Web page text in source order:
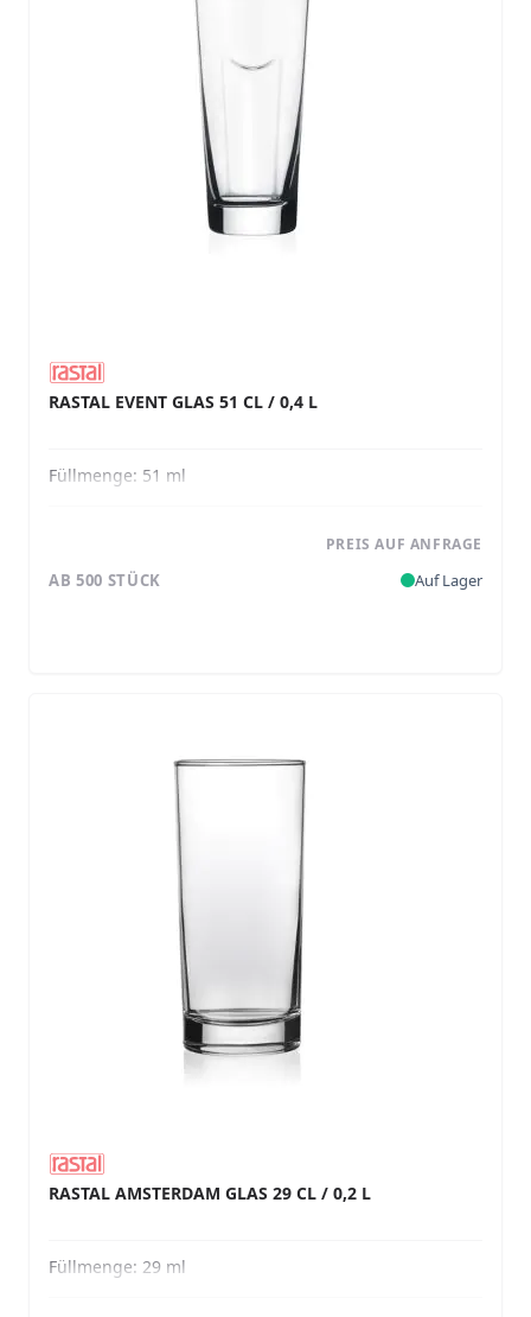
RASTAL EVENT GLAS 51 CL / 0,4 L
Füllmenge: 51 ml
PREIS AUF ANFRAGE
AB 500 STÜCK Auf Lager
RASTAL AMSTERDAM GLAS 29 CL / 0,2 L
Füllmenge: 29 ml